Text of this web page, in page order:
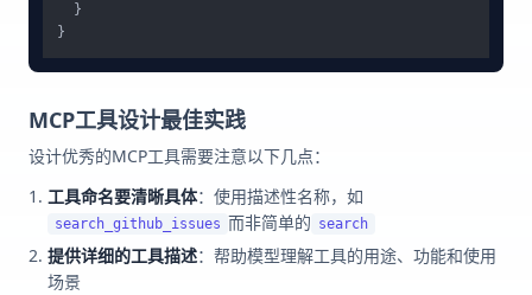
}
}
MCP工具设计最佳实践
设计优秀的MCP工具需要注意以下几点：
工具命名要清晰具体：使用描述性名称，如
search_github_issues 而非简单的 search
提供详细的工具描述：帮助模型理解工具的用途、功能和使用
场景